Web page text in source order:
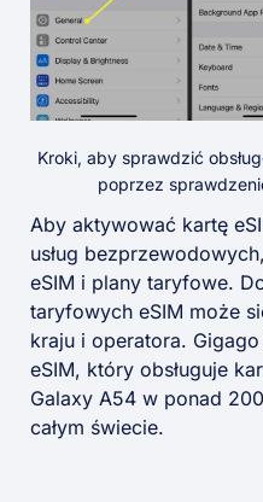
Kroki, aby sprawdzić
poprzez
Aby aktywować kartę
usług
eSIM i plany taryfowe.
taryfowych eSIM może
kraju i operatora.
eSIM, który obsługuje
Galaxy A54 w ponad
całym świecie.